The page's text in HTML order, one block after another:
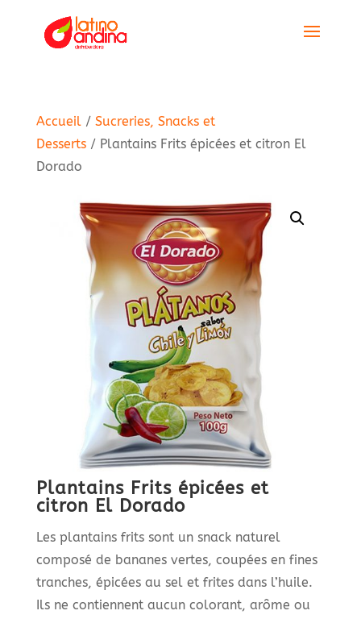
Accueil/ Sucreries, Snacks et
Desserts/ Plantains Frits épicées et citron El
Dorado
Plantains Frits épicées et
citron El Dorado
Les plantains frits sont un snack naturel
composé de bananes vertes, coupées en fines
tranches, épicées au sel et frites dans l’huile.
Ils ne contiennent aucun colorant, arôme ou